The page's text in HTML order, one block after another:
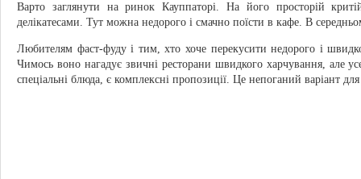
Варто заглянути на ринок Кауппаторі. На його просторій
делікатесами. Тут можна недорого і смачно поїсти в кафе. В
Любителям фаст-фуду і тим, хто хоче перекусити недорого і
Чимось воно нагадує звичні ресторани швидкого харчування, але
спеціальні блюда, є комплексні пропозиції. Це непоганий варіант